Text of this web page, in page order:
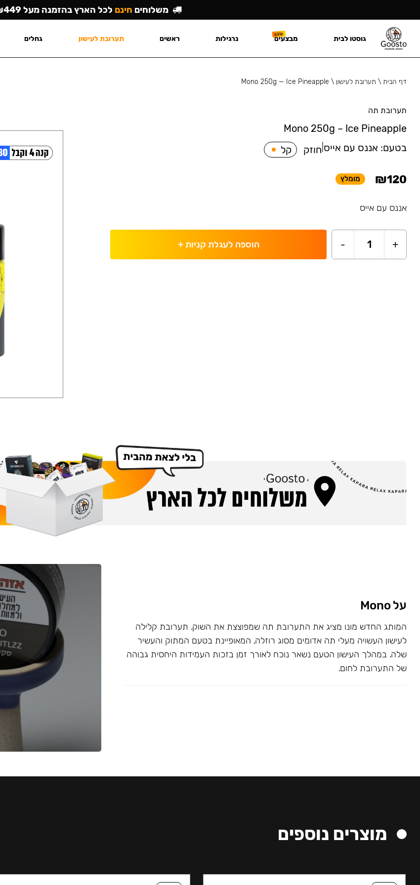
דף הבית\ תערובת לעישון \
Mono 250g — Ice Pineapple
תערובת תה
Mono 250g – Ice Pineapple
בטעם: אננס עם אייס חוזק קל
₪120 מומלץ
אננס עם אייס
+
1
- הוספה לעגלת קניות+
על Mono
המותג החדש מונו מציג את התערובת תה שמפוצצת את השוק. תערובת קלילה
לעישון העשויה מעלי תה אדומים מסוג רוזלה, המאופיינת בטעם המתוק והעשיר
שלה. במהלך העישון הטעם נשאר נוכח לאורך זמן בזכות העמידות היחסית גבוהה
של התערובת לחום.
מוצרים נוספים
משלוחים חינם לכל הארץ בהזמנה מעל ₪449
גוסטו לבית מבצעים נרגילות ראשים תערובת לעישון גחלים